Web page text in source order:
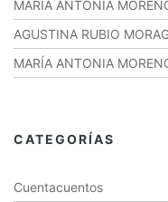
MARÍA ANTONIA
AGUSTINA RUBIO
MARÍA ANTONIA
CATEGORÍAS
Cuentacuentos